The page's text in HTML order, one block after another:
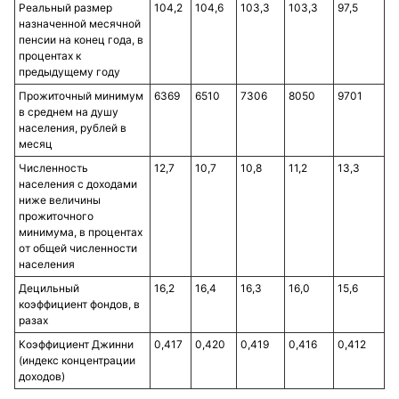
Реальный размер
назначенной месячной
пенсии на конец года, в
процентах к
предыдущему году
104,2 104,6 103,3 103,3 97,5
Прожиточный минимум
в среднем на душу
населения, рублей в
месяц
6369 6510 7306 8050 9701
Численность
населения с доходами
ниже величины
прожиточного
минимума, в процентах
от общей численности
населения
12,7 10,7 10,8 11,2 13,3
Децильный
коэффициент фондов, в
разах
16,2 16,4 16,3 16,0 15,6
Коэффициент Джинни
(индекс концентрации
доходов)
0,417 0,420 0,419 0,416 0,412